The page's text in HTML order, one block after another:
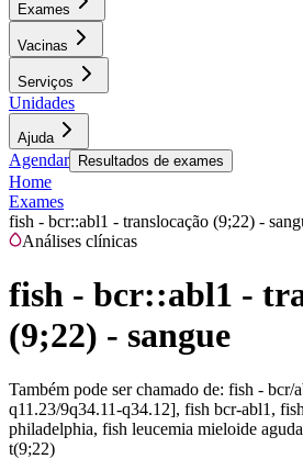
Exames
Vacinas
Serviços
Unidades
Ajuda
Agendar Resultados de exames
Home
Exames
fish - bcr::abl1 - translocação (9;22) -
Análises clínicas
fish - bcr::abl1 -
(9;22) - sangue
Também pode ser chamado de: fish - bcr/
q11.23/9q34.11-q34.12], fish bcr-abl1,
philadelphia, fish leucemia mieloide
t(9;22)